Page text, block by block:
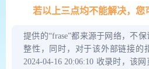
若以上三点均不能解决，您
提供的“frase”都来源于网络，不
整性，同时，对于该外部链接的
2024-04-16 20:06:10 收录时，该